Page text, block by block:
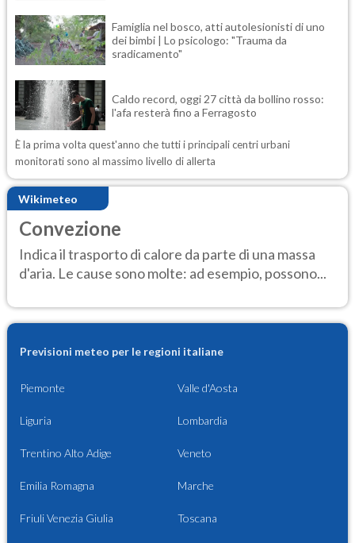
Famiglia nel bosco, atti autolesionisti di uno
dei bimbi | Lo psicologo: "Trauma da
sradicamento"
Caldo record, oggi 27 città da bollino rosso:
l'afa resterà fino a Ferragosto
È la prima volta quest'anno che tutti i principali centri urbani
monitorati sono al massimo livello di allerta
Wikimeteo
Convezione
Indica il trasporto di calore da parte di una massa
d'aria. Le cause sono molte: ad esempio, possono...
Previsioni meteo per le regioni italiane
Piemonte Valle d'Aosta
Liguria Lombardia
Trentino Alto Adige Veneto
Emilia Romagna Marche
Friuli Venezia Giulia Toscana